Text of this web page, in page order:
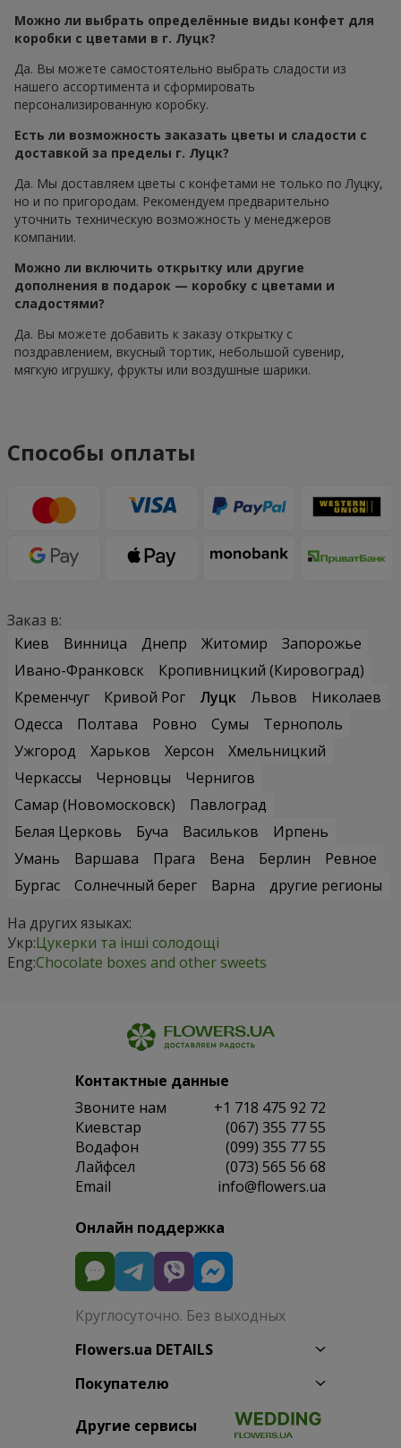
Можно ли выбрать определённые виды конфет для
коробки с цветами в г. Луцк?
Да. Вы можете самостоятельно выбрать сладости из
нашего ассортимента и сформировать
персонализированную коробку.
Есть ли возможность заказать цветы и сладости с
доставкой за пределы г. Луцк?
Да. Мы доставляем цветы с конфетами не только по Луцку,
но и по пригородам. Рекомендуем предварительно
уточнить техническую возможность у менеджеров
компании.
Можно ли включить открытку или другие
дополнения в подарок — коробку с цветами и
сладостями?
Да. Вы можете добавить к заказу открытку с
поздравлением, вкусный тортик, небольшой сувенир,
мягкую игрушку, фрукты или воздушные шарики.
Способы оплаты
Заказ в:
Киев
Винница Днепр Житомир
Запорожье
Ивано-Франковск
Кропивницкий (Кировоград)
Кременчуг
Кривой Рог Луцк Львов
Николаев
Одесса
Полтава Ровно Сумы
Тернополь
Ужгород
Харьков Херсон
Хмельницкий
Черкассы
Черновцы
Чернигов
Самар (Новомосковск)
Павлоград
Белая Церковь
Буча Васильков
Ирпень
Умань
Варшава Прага Вена Берлин
Ревное
Бургас
Солнечный берег Варна
другие регионы
На других языках:
Укр:Цукерки та інші солодощі
Eng:Chocolate boxes and other sweets
Контактные данные
Звоните нам
+1 718 475 92 72
Киевстар
(067) 355 77 55
Водафон
(099) 355 77 55
Лайфсел
(073) 565 56 68
Email
info@flowers.ua
Онлайн поддержка
Круглосуточно. Без выходных
Flowers.ua DETAILS
Покупателю
Другие сервисы